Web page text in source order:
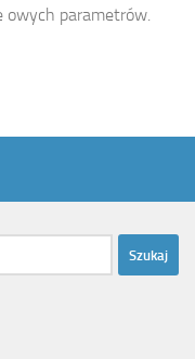
owych parametrów.